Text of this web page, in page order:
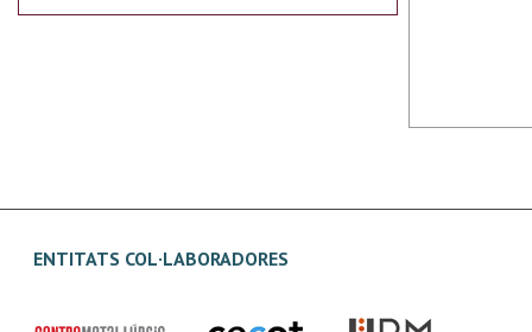
ENTITATS COL·LABORADORES